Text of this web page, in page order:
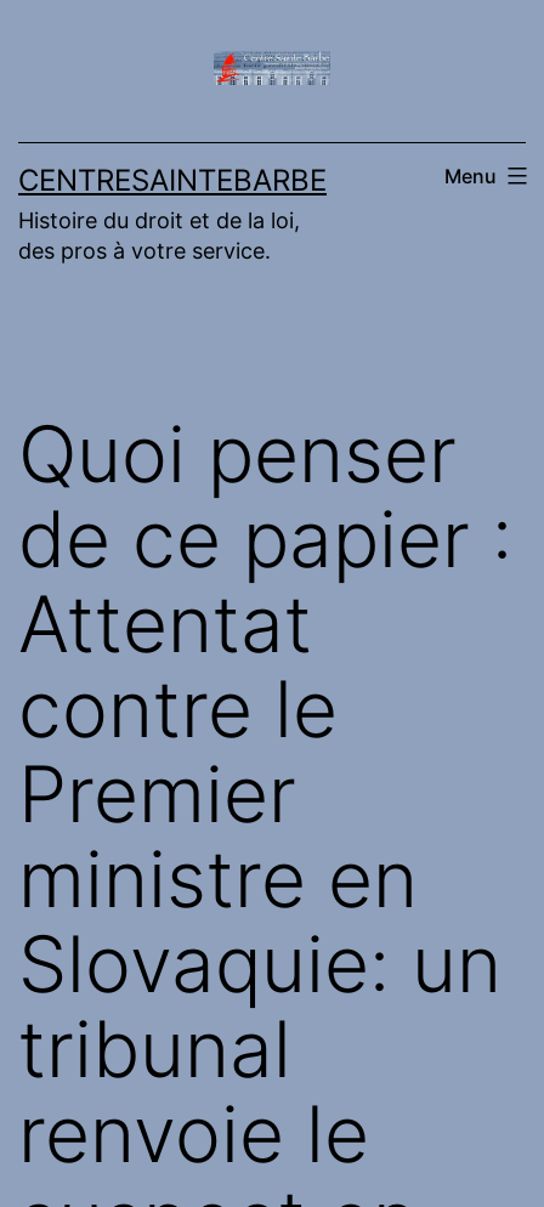
CENTRESAINTEBARBE
Histoire du droit et de la loi,
des pros à votre service.
Menu
Quoi penser
de ce papier :
Attentat
contre le
Premier
ministre en
Slovaquie: un
tribunal
renvoie le